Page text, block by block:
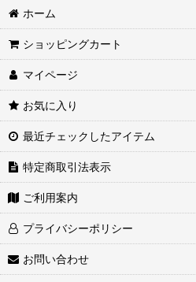
ホーム
ショッピングカート
マイページ
お気に入り
最近チェックしたアイテム
特定商取引法表示
ご利用案内
プライバシーポリシー
お問い合わせ